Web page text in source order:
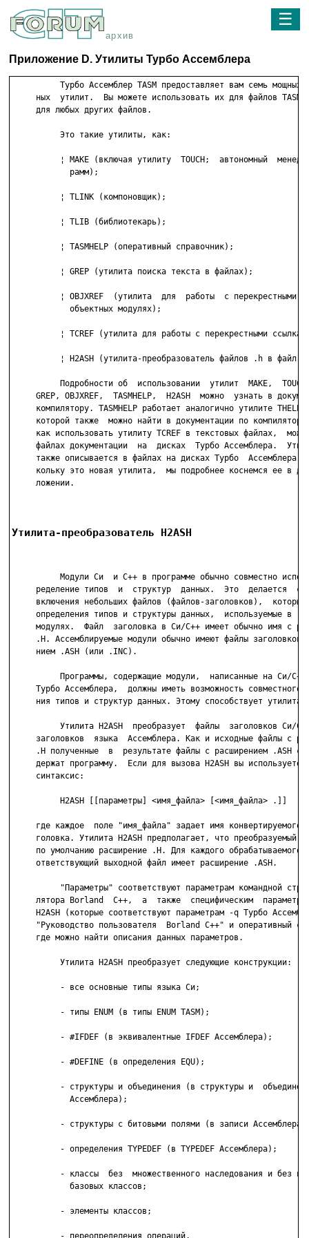
архив
☰
Приложение D. Утилиты Турбо Ассемблера
Турбо Ассемблер TASM предоставляет вам семь мощных
ных  утилит.  Вы можете использовать их для файлов TASM,
     для любых других файлов.
          Это такие утилиты, как:
¦ MAKE (включая утилиту  TOUCH;  автономный
            рамм);
          ¦ TLINK (компоновщик);
          ¦ TLIB (библиотекарь);
          ¦ TASMHELP (оперативный справочник);
          ¦ GREP (утилита поиска текста в файлах);
¦ OBJXREF  (утилита  для  работы  с перекрестными
            объектных модулях);
¦ TCREF (утилита для работы с перекрестными
¦ H2ASH (утилита-преобразователь файлов .h в файл
Подробности об  использовании  утилит  MAKE,
GREP, OBJXREF,  TASMHELP,  H2ASH  можно  узнать в
компилятору. TASMHELP работает аналогично утилите THELP,
которой также  можно найти в документации по
как использовать утилиту TCREF в текстовых файлах,
файлах документации  на  дисках  Турбо Ассемблера.
также описывается в файлах на дисках Турбо  Ассемблера,
кольку это новая утилита,  мы подробнее коснемся ее в
     ложении.
Утилита-преобразователь H2ASH
Модули Си  и С++ в программе обычно совместно
ределение типов  и  структур  данных.  Это  делается  с
включения небольших файлов (файлов-заголовков),  которые
определения типов и структуры данных,  используемые в
модулях.  Файл  заголовка в Си/С++ имеет обычно имя с
.H. Ассемблируемые модули обычно имеют файлы заголовков
     нием .ASH (или .INC).
Программы, содержащие модули,  написанные на Си/С++
Турбо Ассемблера,  должны иметь возможность совместного
ния типов и структур данных. Этому способствует утилита
Утилита H2ASH  преобразует  файлы  заголовков Си/
заголовков  языка  Ассемблера. Как и исходные файлы с
.H полученные  в  результате файлы с расширением .ASH
держат программу.  Если для вызова H2ASH вы используете
     синтаксис:
          H2ASH [[параметры] <имя_файла> [<имя_файла> .]]
где каждое  поле "имя_файла" задает имя конвертируемого
головка. Утилита H2ASH предполагает, что преобразуемый
по умолчанию расширение .H. Для каждого обрабатываемого
     ответствующий выходной файл имеет расширение .ASH.
"Параметры" соответствуют параметрам командной
лятора Borland  C++,  а  также  специфическим
H2ASH (которые соответствуют параметрам -q Турбо
"Руководство пользователя  Bоrland C++" и оперативный
     где можно найти описания данных параметров.
          Утилита H2ASH преобразует следующие конструкции:
          - все основные типы языка Си;
          - типы ENUM (в типы ENUM TASM);
          - #IFDEF (в эквивалентные IFDEF Ассемблера);
          - #DEFINE (в определения EQU);
- структуры и объединения (в структуры и
            Ассемблера);
- структуры с битовыми полями (в записи Ассемблера
          - определения TYPEDEF (в TYPEDEF Ассемблера);
- классы  без  множественного наследования и без
            базовых классов;
          - элементы классов;
          - переопределения операций.